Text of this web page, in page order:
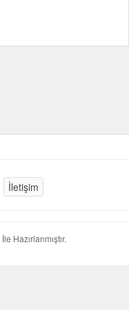
İletişim
İle Hazırlanmıştır.